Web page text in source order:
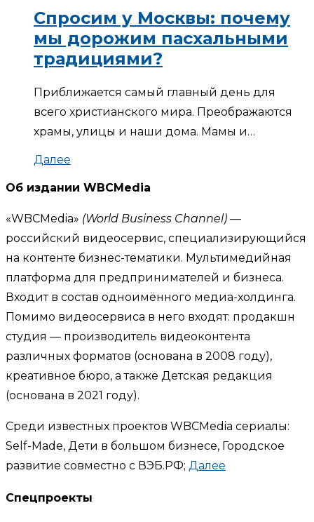
Спросим у Москвы: почему
мы дорожим пасхальными
традициями?
Приближается самый главный день для
всего христианского мира. Преображаются
храмы, улицы и наши дома. Мамы и…
Далее
Об издании WBCMedia
«WBCMedia» (World Business Channel) —
российский видеосервис, специализирующийся
на контенте бизнес-тематики. Мультимедийная
платформа для предпринимателей и бизнеса.
Входит в состав одноимённого медиа-холдинга.
Помимо видеосервиса в него входят: продакшн
студия — производитель видеоконтента
различных форматов (основана в 2008 году),
креативное бюро, а также Детская редакция
(основана в 2021 году).
Среди известных проектов WBCMedia сериалы:
Self-Made, Дети в большом бизнесе, Городское
развитие совместно с ВЭБ.РФ; Далее
Спецпроекты